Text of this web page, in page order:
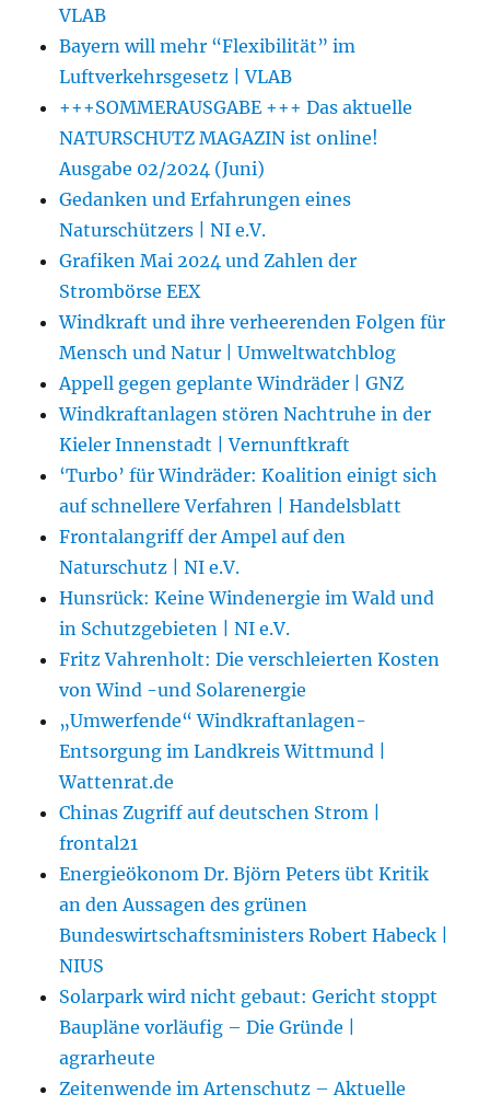
VLAB
Bayern will mehr “Flexibilität” im
Luftverkehrsgesetz | VLAB
+++SOMMERAUSGABE +++ Das aktuelle
NATURSCHUTZ MAGAZIN ist online!
Ausgabe 02/2024 (Juni)
Gedanken und Erfahrungen eines
Naturschützers | NI e.V.
Grafiken Mai 2024 und Zahlen der
Strombörse EEX
Windkraft und ihre verheerenden Folgen für
Mensch und Natur | Umweltwatchblog
Appell gegen geplante Windräder | GNZ
Windkraftanlagen stören Nachtruhe in der
Kieler Innenstadt | Vernunftkraft
‘Turbo’ für Windräder: Koalition einigt sich
auf schnellere Verfahren | Handelsblatt
Frontalangriff der Ampel auf den
Naturschutz | NI e.V.
Hunsrück: Keine Windenergie im Wald und
in Schutzgebieten | NI e.V.
Fritz Vahrenholt: Die verschleierten Kosten
von Wind -und Solarenergie
„Umwerfende“ Windkraftanlagen-
Entsorgung im Landkreis Wittmund |
Wattenrat.de
Chinas Zugriff auf deutschen Strom |
frontal21
Energieökonom Dr. Björn Peters übt Kritik
an den Aussagen des grünen
Bundeswirtschaftsministers Robert Habeck |
NIUS
Solarpark wird nicht gebaut: Gericht stoppt
Baupläne vorläufig – Die Gründe |
agrarheute
Zeitenwende im Artenschutz – Aktuelle